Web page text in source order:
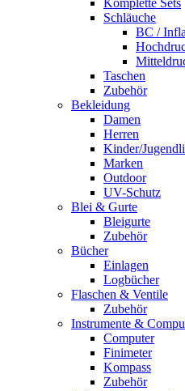
Komplette Sets
Schläuche
BC /
Taschen
Zubehör
Bekleidung
Damen
Herren
Kinder/
Marken
Outdoor
UV-Schutz
Blei & Gurte
Bleigurte
Zubehör
Bücher
Einlagen
Logbücher
Flaschen & Ventile
Zubehör
Instrumente &
Computer
Finimeter
Kompass
Zubehör